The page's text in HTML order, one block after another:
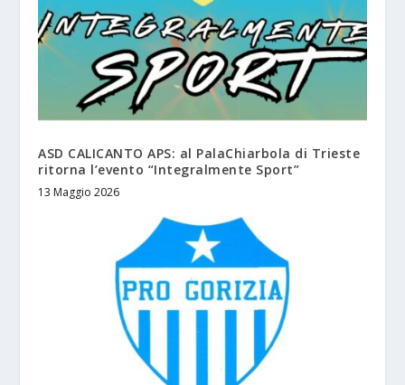
ASD CALICANTO APS: al PalaChiarbola di Trieste
ritorna l’evento “Integralmente Sport”
13 Maggio 2026